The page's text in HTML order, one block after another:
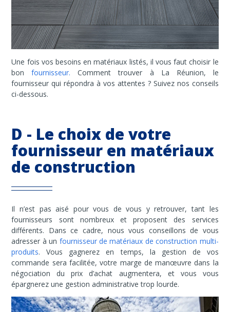
Une fois vos besoins en matériaux listés, il vous faut choisir le
bonfournisseur. Comment trouver à La Réunion, le
fournisseur qui répondra à vos attentes ? Suivez nos conseils
ci-dessous.
D - Le choix de votre
fournisseur en matériaux
de construction
Il n’est pas aisé pour vous de vous y retrouver, tant les
fournisseurs sont nombreux et proposent des services
différents. Dans ce cadre, nous vous conseillons de vous
adresser à un fournisseur de matériaux de construction multi-
produits. Vous gagnerez en temps, la gestion de vos
commande sera facilitée, votre marge de manœuvre dans la
négociation du prix d’achat augmentera, et vous vous
épargnerez une gestion administrative trop lourde.